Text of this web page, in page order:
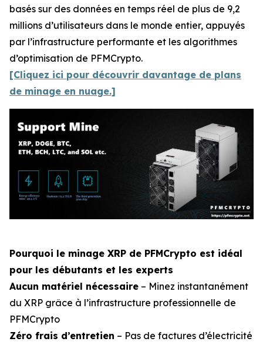
basés sur des données en temps réel de plus de 9,2
millions d’utilisateurs dans le monde entier, appuyés
par l’infrastructure performante et les algorithmes
d’optimisation de PFMCrypto.
[Cliquez ici pour découvrir davantage de plans
de minage en nuage.]
Pourquoi le minage XRP de PFMCrypto est idéal
pour les débutants et les experts
Aucun matériel nécessaire – Minez instantanément
du XRP grâce à l’infrastructure professionnelle de
PFMCrypto
Zéro frais d’entretien – Pas de factures d’électricité